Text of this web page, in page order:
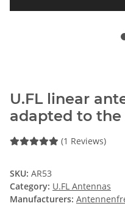
U.FL linear
adapted to
(1 Reviews)
SKU: AR53
Category: U.FL Antennas
Manufacturers: